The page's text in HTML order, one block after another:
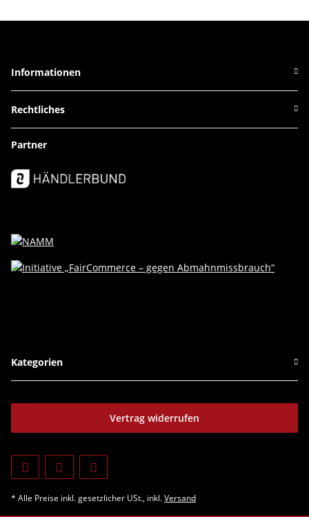
Informationen
Rechtliches
Partner
Kategorien
Vertrag widerrufen
* Alle Preise inkl. gesetzlicher USt., inkl.Versand